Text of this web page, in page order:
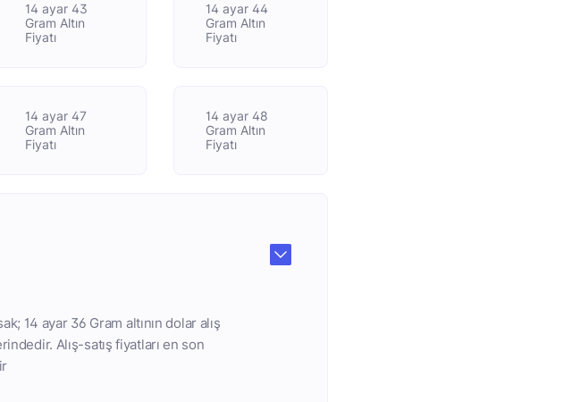
14 ayar 43
Gram Altın
Fiyatı
14 ayar 44
Gram Altın
Fiyatı
14 ayar 47
Gram Altın
Fiyatı
14 ayar 48
Gram Altın
Fiyatı
14 ayar 36 Gram altının dolar alış
Alış-satış fiyatları en son